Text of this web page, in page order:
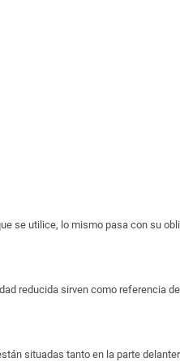
se utilice, lo mismo pasa con su
reducida sirven como referencia
situadas tanto en la parte